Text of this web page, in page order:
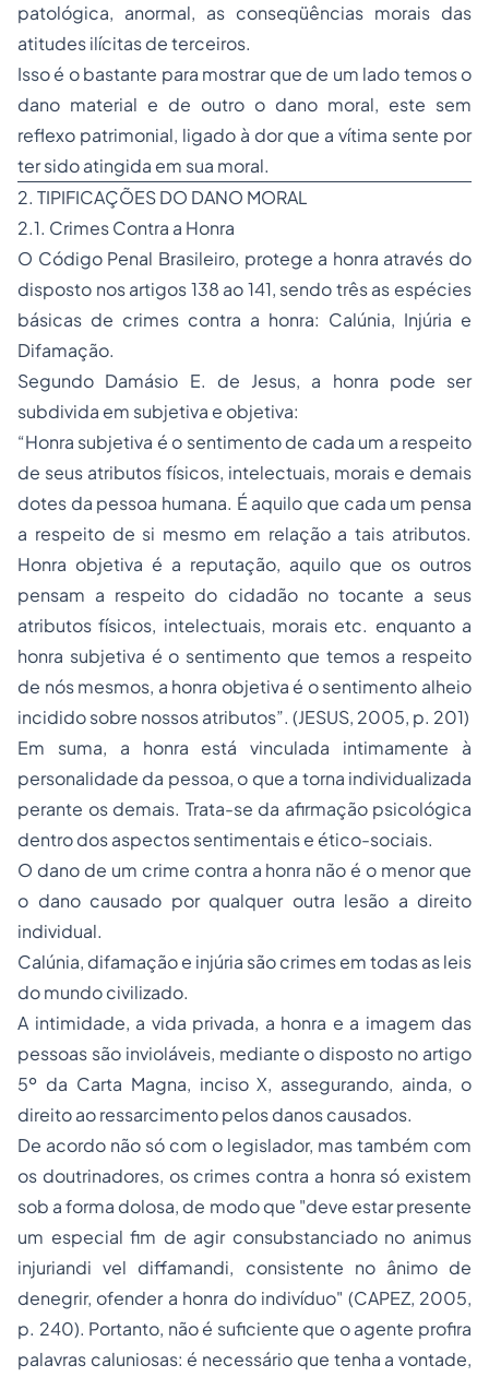
patológica, anormal, as conseqüências morais das
atitudes ilícitas de terceiros.
Isso é o bastante para mostrar que de um lado temos o
dano material e de outro o dano moral, este sem
reflexo patrimonial, ligado à dor que a vítima sente por
ter sido atingida em sua moral.
2. TIPIFICAÇÕES DO DANO MORAL
2.1. Crimes Contra a Honra
O Código Penal Brasileiro, protege a honra através do
disposto nos artigos 138 ao 141, sendo três as espécies
básicas de crimes contra a honra: Calúnia, Injúria e
Difamação.
Segundo Damásio E. de Jesus, a honra pode ser
subdivida em subjetiva e objetiva:
“Honra subjetiva é o sentimento de cada um a respeito
de seus atributos físicos, intelectuais, morais e demais
dotes da pessoa humana. É aquilo que cada um pensa
a respeito de si mesmo em relação a tais atributos.
Honra objetiva é a reputação, aquilo que os outros
pensam a respeito do cidadão no tocante a seus
atributos físicos, intelectuais, morais etc. enquanto a
honra subjetiva é o sentimento que temos a respeito
de nós mesmos, a honra objetiva é o sentimento alheio
incidido sobre nossos atributos”. (JESUS, 2005, p. 201)
Em suma, a honra está vinculada intimamente à
personalidade da pessoa, o que a torna individualizada
perante os demais. Trata-se da afirmação psicológica
dentro dos aspectos sentimentais e ético-sociais.
O dano de um crime contra a honra não é o menor que
o dano causado por qualquer outra lesão a direito
individual.
Calúnia, difamação e injúria são crimes em todas as leis
do mundo civilizado.
A intimidade, a vida privada, a honra e a imagem das
pessoas são invioláveis, mediante o disposto no artigo
5º da Carta Magna, inciso X, assegurando, ainda, o
direito ao ressarcimento pelos danos causados.
De acordo não só com o legislador, mas também com
os doutrinadores, os crimes contra a honra só existem
sob a forma dolosa, de modo que "deve estar presente
um especial fim de agir consubstanciado no animus
injuriandi vel diffamandi, consistente no ânimo de
denegrir, ofender a honra do indivíduo" (CAPEZ, 2005,
p. 240). Portanto, não é suficiente que o agente profira
palavras caluniosas: é necessário que tenha a vontade,